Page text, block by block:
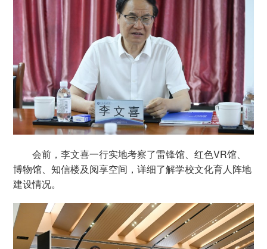
会前，李文喜一行实地考察了雷锋馆、红色VR馆、
博物馆、知信楼及阅享空间，详细了解学校文化育人阵地
建设情况。